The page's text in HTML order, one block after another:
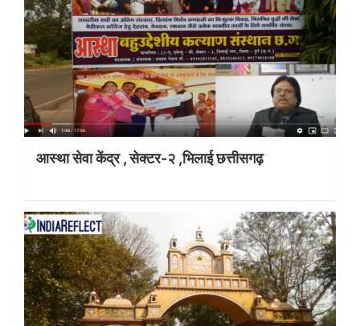
आस्था सेवा केंद्र , सेक्टर-२ ,भिलाई छत्तीसगढ़